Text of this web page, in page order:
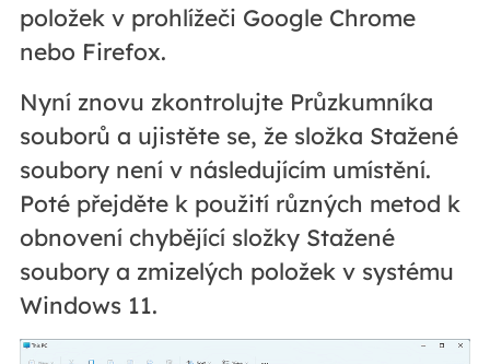
položek v prohlížeči Google Chrome
nebo Firefox.
Nyní znovu zkontrolujte Průzkumníka
souborů a ujistěte se, že složka Stažené
soubory není v následujícím umístění.
Poté přejděte k použití různých metod k
obnovení chybějící složky Stažené
soubory a zmizelých položek v systému
Windows 11.